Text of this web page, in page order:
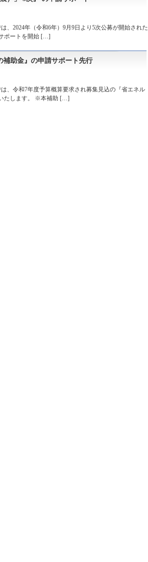
、2024年（令和6年）9月9日より5次公募が開始された
ポートを開始 […]
補助金』の申請サポート先行
、令和7年度予算概算要求され募集見込の『省エネル
たします。 ※本補助 […]